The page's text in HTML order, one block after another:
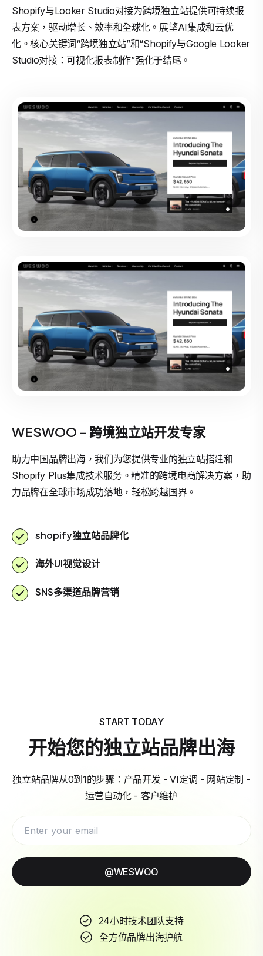
Shopify与Looker Studio对接为跨境独立站提供可持续报
表方案，驱动增长、效率和全球化。展望AI集成和云优
化。核心关键词“跨境独立站”和“Shopify与Google Looker
Studio对接：可视化报表制作”强化于结尾。
WESWOO - 跨境独立站开发专家
助力中国品牌出海，我们为您提供专业的独立站搭建和
Shopify Plus集成技术服务。精准的跨境电商解决方案，助
力品牌在全球市场成功落地，轻松跨越国界。
shopify独立站品牌化
海外UI视觉设计
SNS多渠道品牌营销
START TODAY
开始您的独立站品牌出海
独立站品牌从0到1的步骤：产品开发 - VI定调 - 网站定制 -
运营自动化 - 客户维护
@WESWOO
24小时技术团队支持
全方位品牌出海护航